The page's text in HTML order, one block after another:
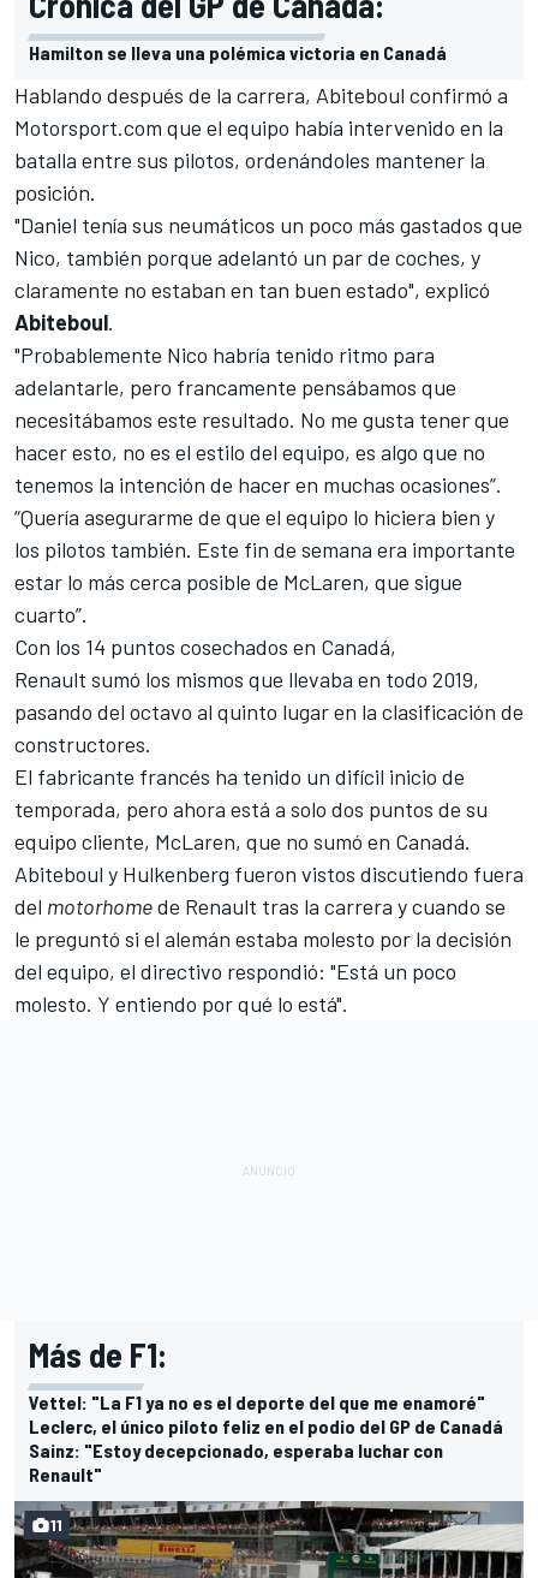
Hamilton se lleva una polémica victoria en Canadá
Hablando después de la carrera, Abiteboul confirmó a
Motorsport.com que el equipo había intervenido en la
batalla entre sus pilotos, ordenándoles mantener la
posición.
"Daniel tenía sus neumáticos un poco más gastados que
Nico, también porque adelantó un par de coches, y
claramente no estaban en tan buen estado", explicó
Abiteboul.
"Probablemente Nico habría tenido ritmo para
adelantarle, pero francamente pensábamos que
necesitábamos este resultado. No me gusta tener que
hacer esto, no es el estilo del equipo, es algo que no
tenemos la intención de hacer en muchas ocasiones”.
“Quería asegurarme de que el equipo lo hiciera bien y
los pilotos también. Este fin de semana era importante
estar lo más cerca posible de McLaren, que sigue
cuarto”.
Con los 14 puntos cosechados en Canadá,
Renault sumó los mismos que llevaba en todo 2019,
pasando del octavo al quinto lugar en la clasificación de
constructores.
El fabricante francés ha tenido un difícil inicio de
temporada, pero ahora está a solo dos puntos de su
equipo cliente, McLaren, que no sumó en Canadá.
Abiteboul y Hulkenberg fueron vistos discutiendo fuera
del motorhomede Renault tras la carrera y cuando se
le preguntó si el alemán estaba molesto por la decisión
del equipo, el directivo respondió: "Está un poco
molesto. Y entiendo por qué lo está".
Más de F1:
Vettel: "La F1 ya no es el deporte del que me enamoré"
Leclerc, el único piloto feliz en el podio del GP de Canadá
Sainz: "Estoy decepcionado, esperaba luchar con
Renault"
11